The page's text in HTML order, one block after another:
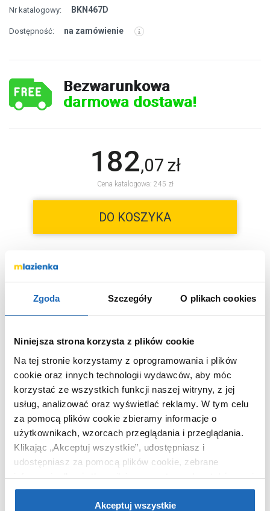
Zgoda Szczegóły O plikach cookies
Niniejsza strona korzysta z plików cookie
Na tej stronie korzystamy z oprogramowania i plików
cookie oraz innych technologii wydawców, aby móc
korzystać ze wszystkich funkcji naszej witryny, z jej
usług, analizować oraz wyświetlać reklamy. W tym celu
za pomocą plików cookie zbieramy informacje o
użytkownikach, wzorcach przeglądania i przeglądania.
Klikając „Akceptuj wszystkie”, udostępniasz i
udostępniasz za pomocą plików cookie, zebrane
informacje dla użytkowników zewnętrznych, a także nasi
partnerzy reklamowi.Jeśli chcesz, włącz „Tylko
wymagane pliki cookie”.Pamiętaj jednak, że
Akceptuj wszystkie
Nr katalogowy: BKN467D
Dostępność: na zamówienie
Bezwarunkowa
darmowa dostawa!
182,07 zł
Cena katalogowa: 245 zł
DO KOSZYKA
Wybierz wariant:
beż
OPIS PRODUKTU
Marka
Kuchinox
Seria
Inga
Nr katalogowy
Montaż
stojąca
jednouchwytowa